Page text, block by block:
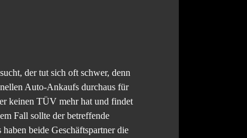
der tut sich oft schwer, denn
Auto-Ankaufs durchaus für
keinen TÜV mehr hat und findet
Fall sollte der betreffende
beide Geschäftspartner die